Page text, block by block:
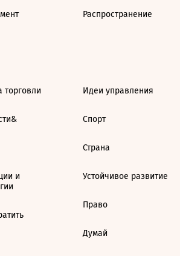
Распространение
торговли
и
Идеи управления
Спорт
Страна
Устойчивое развитие
Право
Думай